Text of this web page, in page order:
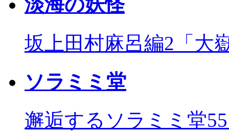
淡海の妖怪
坂上田村麻呂編2「大
ソラミミ堂
邂逅するソラミミ堂